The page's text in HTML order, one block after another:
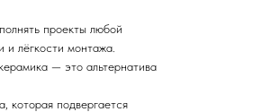
проекты любой
и лёгкости монтажа.
— это альтернатива
которая подвергается